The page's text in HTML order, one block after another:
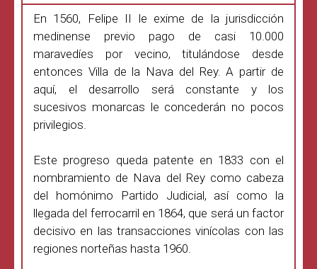
En 1560, Felipe II le exime de la jurisdicción
medinense previo pago de casi 10.000
maravedíes por vecino, titulándose desde
entonces Villa de la Nava del Rey. A partir de
aquí, el desarrollo será constante y los
sucesivos monarcas le concederán no pocos
privilegios.
Este progreso queda patente en 1833 con el
nombramiento de Nava del Rey como cabeza
del homónimo Partido Judicial, así como la
llegada del ferrocarril en 1864, que será un factor
decisivo en las transacciones vinícolas con las
regiones norteñas hasta 1960.